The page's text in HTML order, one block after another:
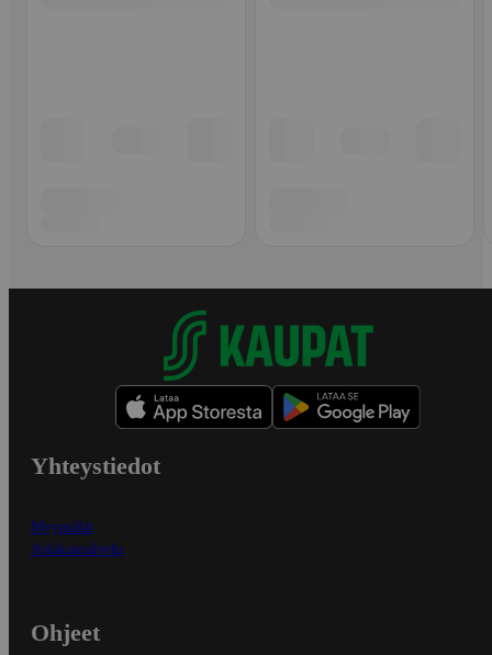
Yhteystiedot
Myymälät
Asiakaspalvelu
Ohjeet